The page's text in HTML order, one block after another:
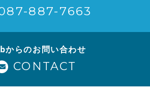
887-7663
からのお問い合わせ
CONTACT